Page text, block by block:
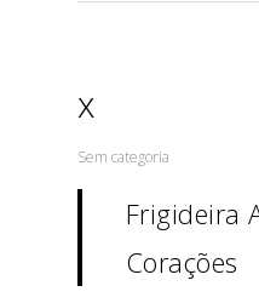
x
Sem categoria
Frigideira
Corações